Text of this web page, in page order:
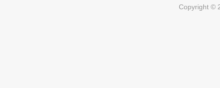
Copyright ©